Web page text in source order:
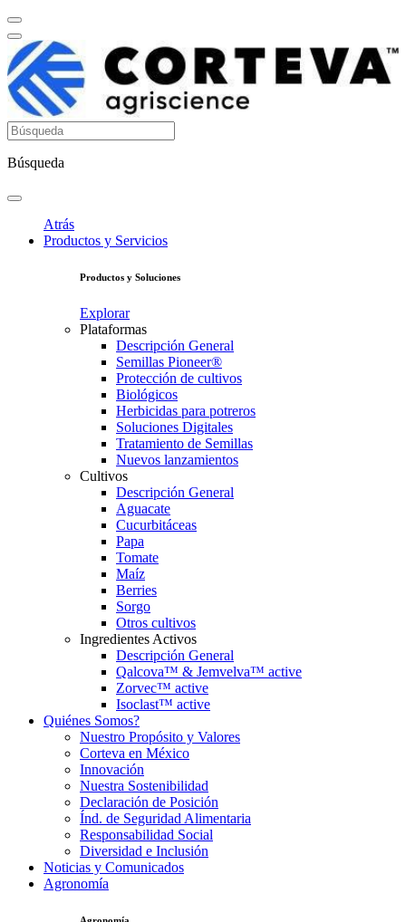
Búsqueda
Atrás
Productos y Servicios
Productos y Soluciones
Explorar
Plataformas
Descripción General
Semillas Pioneer®
Protección de cultivos
Biológicos
Herbicidas para potreros
Soluciones Digitales
Tratamiento de Semillas
Nuevos lanzamientos
Cultivos
Descripción General
Aguacate
Cucurbitáceas
Papa
Tomate
Maíz
Berries
Sorgo
Otros cultivos
Ingredientes Activos
Descripción General
Qalcova™ & Jemvelva™ active
Zorvec™ active
Isoclast™ active
Quiénes Somos?
Nuestro Propósito y Valores
Corteva en México
Innovación
Nuestra Sostenibilidad
Declaración de Posición
Índ. de Seguridad Alimentaria
Responsabilidad Social
Diversidad e Inclusión
Noticias y Comunicados
Agronomía